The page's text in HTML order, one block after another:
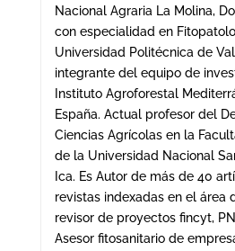
Nacional Agraria La Molina,
con especialidad en
Universidad Politécnica de
integrante del equipo de
Instituto Agroforestal
España. Actual profesor del
Ciencias Agrícolas en la
de la Universidad Nacional
Ica. Es Autor de más de 40
revistas indexadas en el área
revisor de proyectos fincyt,
Asesor fitosanitario de